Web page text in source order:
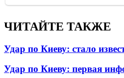
ЧИТАЙТЕ ТАКЖЕ
Удар по Киеву: стало
Удар по Киеву: первая